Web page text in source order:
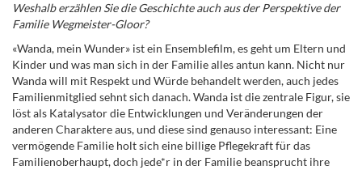
Weshalb erzählen Sie die Geschichte auch aus der Perspektive der
Familie Wegmeister-Gloor?
«Wanda, mein Wunder» ist ein Ensemblefilm, es geht um Eltern und
Kinder und was man sich in der Familie alles antun kann. Nicht nur
Wanda will mit Respekt und Würde behandelt werden, auch jedes
Familienmitglied sehnt sich danach. Wanda ist die zentrale Figur, sie
löst als Katalysator die Entwicklungen und Veränderungen der
anderen Charaktere aus, und diese sind genauso interessant: Eine
vermögende Familie holt sich eine billige Pflegekraft für das
Familienoberhaupt, doch jede*r in der Familie beansprucht ihre